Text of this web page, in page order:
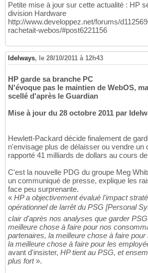
Petite mise à jour sur cette actualité : HP
division Hardware
http://www.developpez.net/forums/
rachetait-webos/#post6221156
Idelways, le 28/10/2011 à 12h43
HP garde sa branche PC
N'évoque pas le maintien de WebOS,
scellé d'après le Guardian
Mise à jour du 28 octobre 2011 par
Hewlett-Packard décide finalement de
n'envisage plus de délaisser ou vendre un
rapporté 41 milliards de dollars au cours
C'est la nouvelle PDG du groupe Meg
un communiqué de presse, explique les
face peu surprenante.
« HP a objectivement évalué l'impact
opérationnel de larrêt du PSG [Personal
clair d'après nos analyses que garder
meilleure chose à faire pour nos
partenaires, la meilleure chose à faire
la meilleure chose à faire pour les
avant d'insister, HP tient au PSG, et
plus fort».